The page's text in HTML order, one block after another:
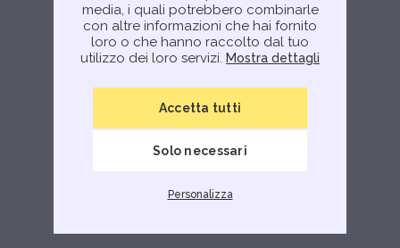
media, i quali potrebbero combinarle
con altre informazioni che hai fornito
loro o che hanno raccolto dal tuo
utilizzo dei loro servizi. Mostra dettagli
Accetta tutti
Solo necessari
Personalizza